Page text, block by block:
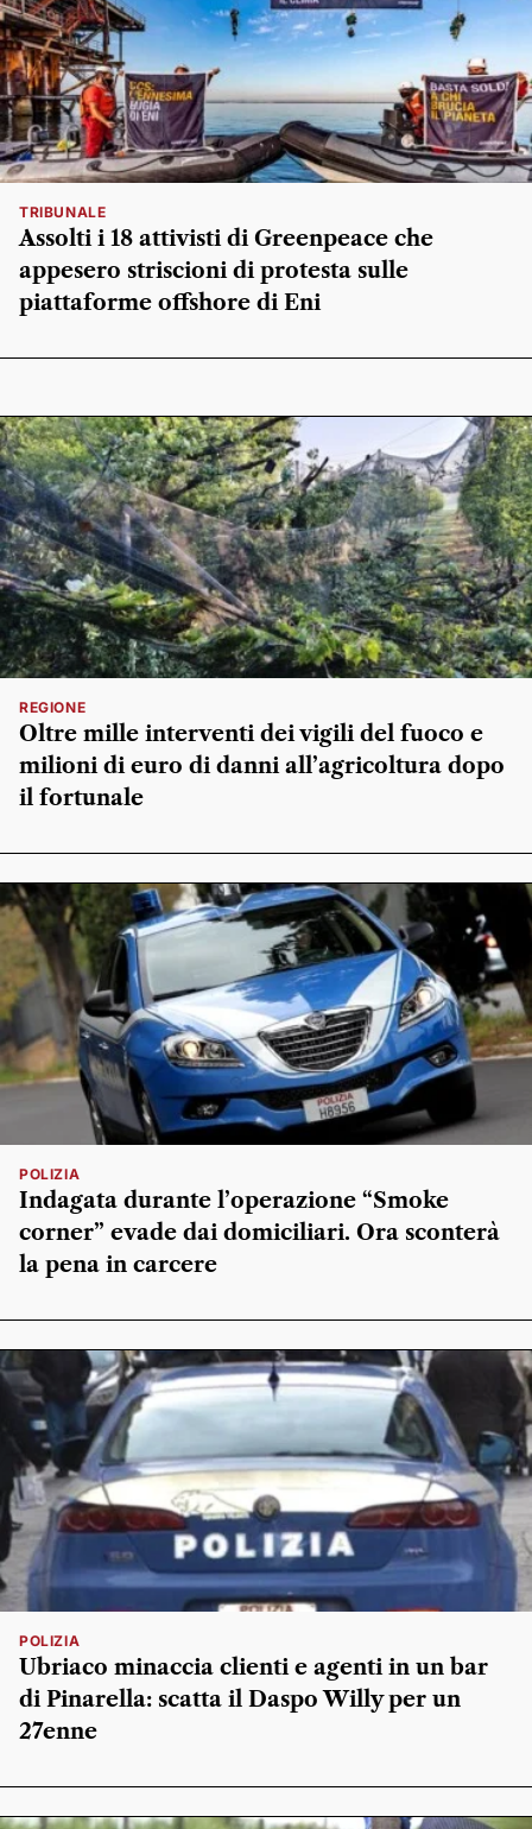
TRIBUNALE
Assolti i 18 attivisti di Greenpeace che
appesero striscioni di protesta sulle
piattaforme offshore di Eni
REGIONE
Oltre mille interventi dei vigili del fuoco e
milioni di euro di danni all’agricoltura dopo
il fortunale
POLIZIA
Indagata durante l’operazione “Smoke
corner” evade dai domiciliari. Ora sconterà
la pena in carcere
POLIZIA
Ubriaco minaccia clienti e agenti in un bar
di Pinarella: scatta il Daspo Willy per un
27enne